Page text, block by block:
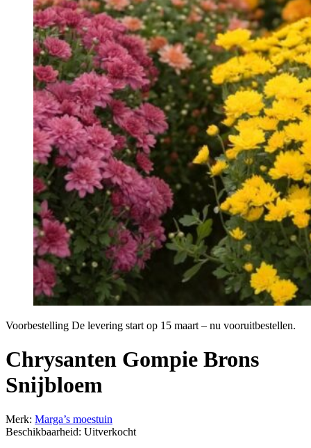
Voorbestelling De levering start op 15 maart – nu vooruitbestellen.
Chrysanten Gompie Brons
Snijbloem
Merk: Marga’s moestuin
Beschikbaarheid: Uitverkocht